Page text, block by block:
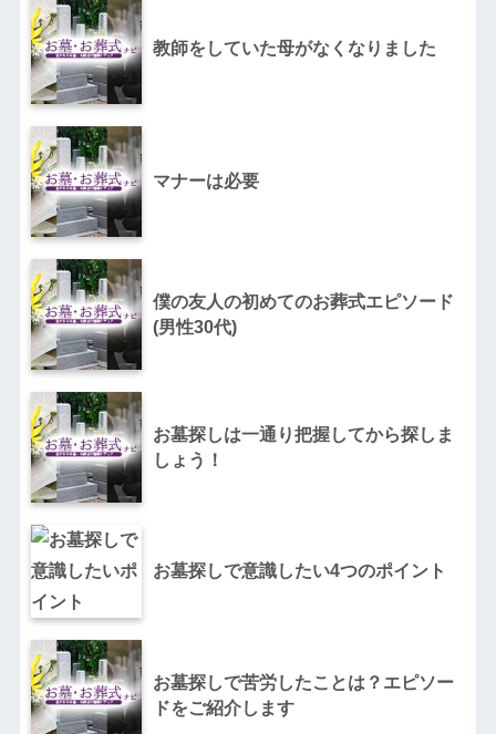
教師をしていた母がなくなりました
マナーは必要
僕の友人の初めてのお葬式エピソード
(男性30代)
お墓探しは一通り把握してから探しま
しょう！
お墓探しで意識したい4つのポイント
お墓探しで苦労したことは？エピソー
ドをご紹介します